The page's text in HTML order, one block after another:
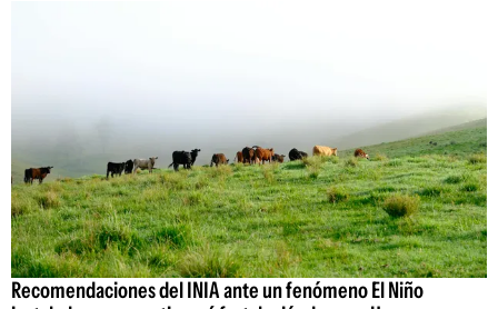
Recomendaciones del INIA ante un fenómeno El Niño